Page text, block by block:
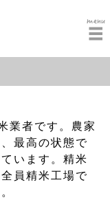
業者です。農家
最高の状態で
います。精米
員精米工場で